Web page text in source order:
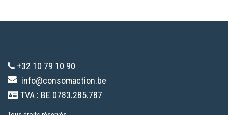
+32 10 79 10 90
info@consomaction.be
TVA : BE 0783.285.787